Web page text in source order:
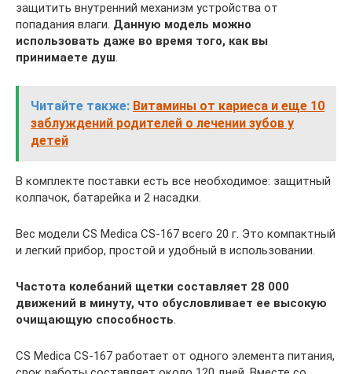
защитить внутренний механизм устройства от
попадания влаги. Данную модель можно
использовать даже во время того, как вы
принимаете душ.
Читайте также: Витамины от кариеса и еще 10
заблуждений родителей о лечении зубов у
детей
В комплекте поставки есть все необходимое: защитный
колпачок, батарейка и 2 насадки.
Вес модели CS Medica CS-167 всего 20 г. Это компактный
и легкий прибор, простой и удобный в использовании.
Частота колебаний щетки составляет 28 000
движений в минуту, что обусловливает ее высокую
очищающую способность.
CS Medica CS-167 работает от одного элемента питания,